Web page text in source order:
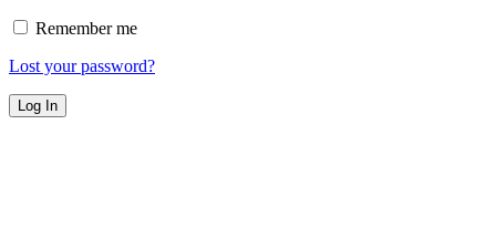
Remember me
Lost your password?